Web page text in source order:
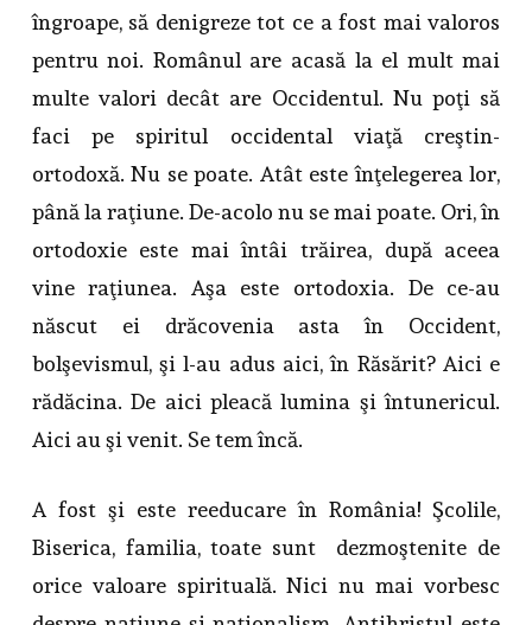
îngroape, să denigreze tot ce a fost mai valoros
pentru noi. Românul are acasă la el mult mai
multe valori decât are Occidentul. Nu poţi să
faci pe spiritul occidental viaţă creştin-
ortodoxă. Nu se poate. Atât este înţelegerea lor,
până la raţiune. De-acolo nu se mai poate. Ori, în
ortodoxie este mai întâi trăirea, după aceea
vine raţiunea. Aşa este ortodoxia. De ce-au
născut ei drăcovenia asta în Occident,
bolşevismul, şi l-au adus aici, în Răsărit? Aici e
rădăcina. De aici pleacă lumina şi întunericul.
Aici au şi venit. Se tem încă.
A fost şi este reeducare în România! Şcolile,
Biserica, familia, toate sunt dezmoştenite de
orice valoare spirituală. Nici nu mai vorbesc